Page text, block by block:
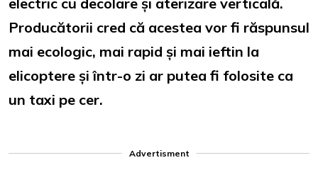
Producătorii cred că acestea vor fi răspunsul
mai ecologic, mai rapid și mai ieftin la
elicoptere și într-o zi ar putea fi folosite ca
un taxi pe cer.
Advertisment